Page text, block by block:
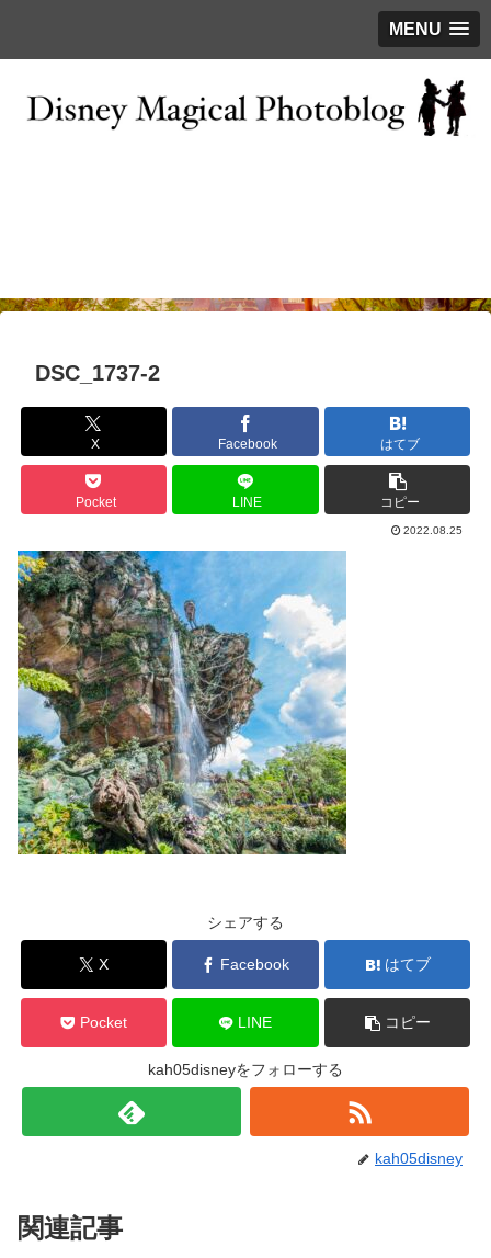
MENU
DSC_1737-2
X Facebook はてブ
Pocket LINE コピー
2022.08.25
シェアする
X Facebook はてブ
Pocket LINE コピー
kah05disneyをフォローする
kah05disney
関連記事